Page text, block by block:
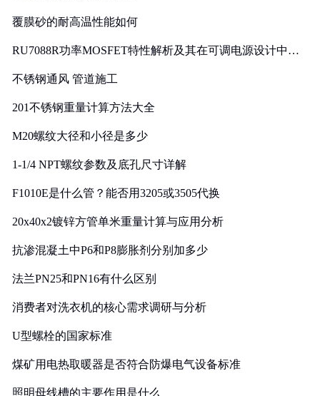
覆膜砂的耐高温性能如何
RU7088R功率MOSFET特性解析及其在可调电源设计中的
不锈钢通风 管道施工
201不锈钢重量计算方法大全
M20螺纹大径和小径是多少
1-1/4 NPT螺纹参数及底孔尺寸详解
F1010E是什么管？能否用3205或3505代换
20x40x2镀锌方管单米重量计算与应用分析
抗渗混凝土中P6和P8膨胀剂分别加多少
法兰PN25和PN16有什么区别
消费者对洗衣机的核心需求调研与分析
U型螺栓的国家标准
煤矿用电热取暖器是否符合防爆电气设备标准
照明母线槽的主要作用是什么